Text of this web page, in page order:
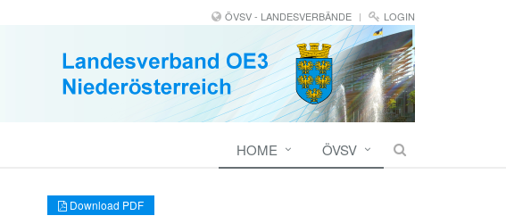
ÖVSV - LANDESVERBÄNDE LOGIN
HOME ÖVSV
Download PDF